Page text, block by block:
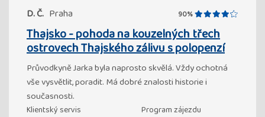
D. Č. Praha 90%
Thajsko - pohoda na kouzelných třech
ostrovech Thajského zálivu s polopenzí
Průvodkyně Jarka byla naprosto skvělá. Vždy ochotná
vše vysvětlit, poradit. Má dobré znalosti historie i
současnosti.
Klientský servis Program zájezdu